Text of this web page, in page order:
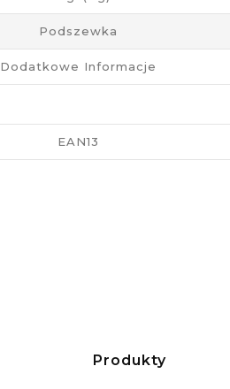
Podszewka
Dodatkowe Informacje
EAN13
Produkty